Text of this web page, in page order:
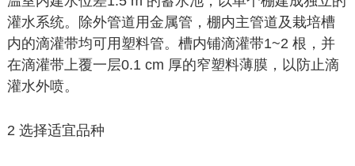
灌水系统。除外管道用金属管，棚内主管道及栽培槽
内的滴灌带均可用塑料管。槽内铺滴灌带1~2 根，并
在滴灌带上覆一层0.1 cm 厚的窄塑料薄膜，以防止滴
灌水外喷。
2 选择适宜品种